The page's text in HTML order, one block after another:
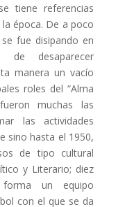
tiene referencias
época. De a poco
fue disipando en
desaparecer
manera un vacío
roles del “Alma
muchas las
las actividades
sino hasta el 1950,
de tipo cultural
y Literario; diez
un equipo
con el que se da